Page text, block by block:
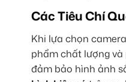
Các Tiêu Chí
Khi lựa chọn
phẩm chất lượng
đảm bảo hình ảnh